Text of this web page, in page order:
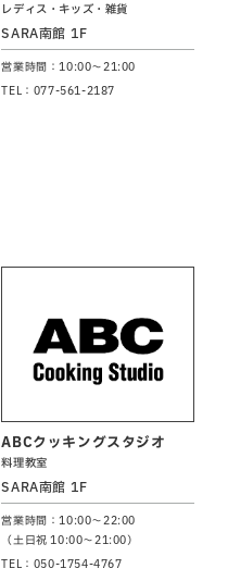
レディス・キッズ・雑貨
SARA南館 1F
営業時間：10:00～21:00
TEL：077-561-2187
ABCクッキングスタジオ
料理教室
SARA南館 1F
営業時間：10:00～22:00
（土日祝 10:00～21:00）
TEL：050-1754-4767